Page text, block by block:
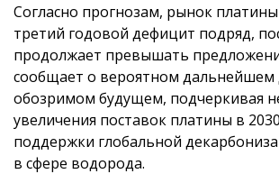
Согласно прогнозам, рынок
третий годовой дефицит подряд,
продолжает превышать
сообщает о вероятном дальнейшем
обозримом будущем, подчеркивая
увеличения поставок платины в
поддержки глобальной
в сфере водорода.